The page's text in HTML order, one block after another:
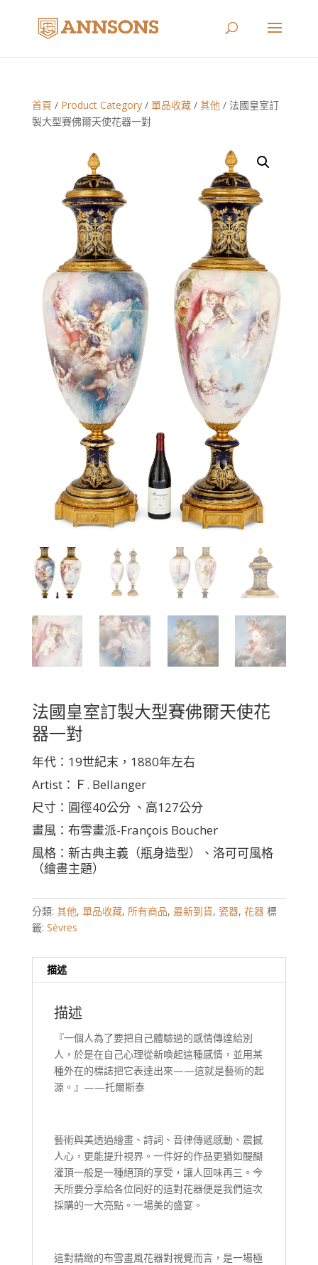
首頁 / Product Category/ 單品收藏/ 其他/ 法國皇室訂
製大型賽佛爾天使花器一對
法國皇室訂製大型賽佛爾天使花
器一對
年代：19世紀末，1880年左右
Artist：Ｆ. Bellanger
尺寸：圓徑40公分 、高127公分
畫風：布雪畫派-François Boucher
風格：新古典主義（瓶身造型）、洛可可風格
（繪畫主題）
分類: 其他, 單品收藏, 所有商品, 最新到貨, 瓷器, 花器 標
籤: Sèvres
描述
描述
『一個人為了要把自己體驗過的感情傳達給別
人，於是在自己心理從新喚起這種感情，並用某
種外在的標誌把它表達出來——這就是藝術的起
源。』——托爾斯泰
藝術與美透過繪畫、詩詞、音律傳遞感動、震撼
人心，更能提升視界。一件好的作品更猶如醍醐
灌頂一般是一種絕頂的享受，讓人回味再三。今
天所要分享給各位同好的這對花器便是我們這次
採購的一大亮點。一場美的盛宴。
這對精緻的布雪畫風花器對視覺而言，是一場極